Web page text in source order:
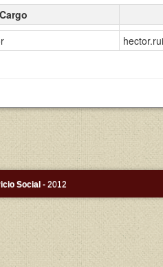
Cargo
Social - 2012